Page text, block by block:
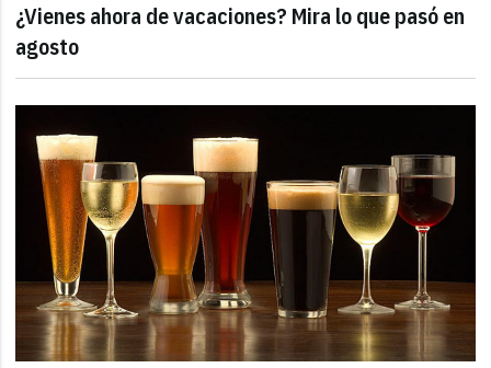
¿Vienes ahora de vacaciones? Mira lo que pasó en
agosto